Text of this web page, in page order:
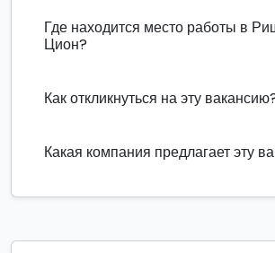
Где находится место работы в
Цион?
Как откликнуться на эту
Какая компания предлагает эту